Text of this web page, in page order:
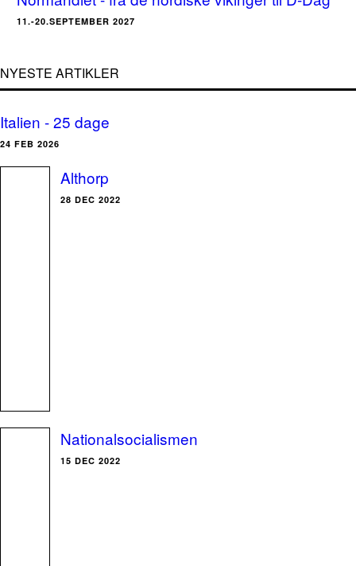
11.-20.SEPTEMBER 2027
NYESTE ARTIKLER
Italien - 25 dage
24 FEB 2026
Althorp
28 DEC 2022
Nationalsocialismen
15 DEC 2022